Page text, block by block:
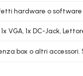
hardware o software
1x VGA, 1x DC-Jack,
box o altri accessori.